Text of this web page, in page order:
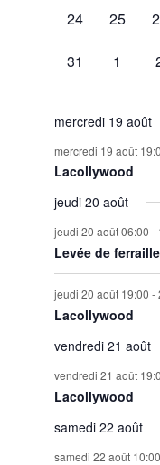
0
24
0
25
0
0
31
0
1
mercredi 19 août
mercredi 19 août
Lacollywood
jeudi 20 août
jeudi 20 août 06:00 -
Levée de
jeudi 20 août 19:00 -
Lacollywood
vendredi 21 août
vendredi 21 août
Lacollywood
samedi 22 août
samedi 22 août 10:00